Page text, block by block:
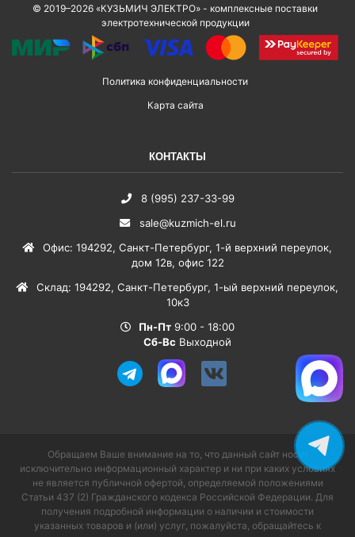
© 2019–2026 «КУЗЬМИЧ ЭЛЕКТРО» - комплексные поставки
электротехнической продукции
Политика конфиденциальности
Карта сайта
КОНТАКТЫ
8 (995) 237-33-99
sale@kuzmich-el.ru
Офис: 194292, Санкт-Петербург, 1-й верхний переулок,
дом 12в, офис 122
Склад: 194292, Санкт-Петербург, 1-ый верхний переулок,
10к3
Пн-Пт 9:00 - 18:00
Сб-Вс Выходной
Обращаем Ваше внимание на то, что данный сайт носит
исключительно информационный характер и ни при каких условиях
не является публичной офертой, определяемой положениями
Статьи 437 (2) Гражданского кодекса Российской Федерации. Для
получения подробной информации о наличии и стоимости
указанных товаров и (или) услуг, пожалуйста, обращайтесь к